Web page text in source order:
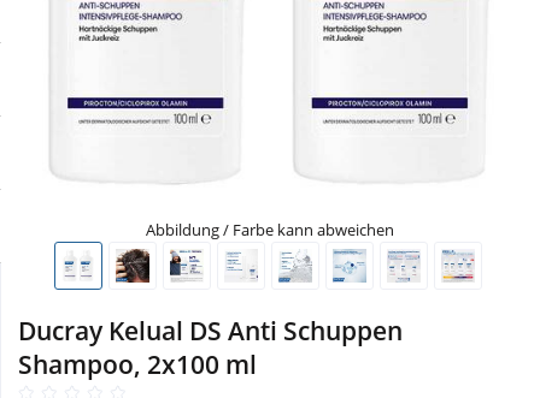
Täglich gut versorgt
Körperpflege & Kosmetik
Nahrungsergänzung
Sanitätshaus
Physiogel
Abbildung / Farbe kann abweichen
Ducray Kelual DS Anti Schuppen
Shampoo, 2x100 ml